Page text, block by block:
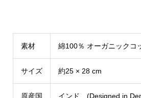
素材 綿100％ オーガニックコ
サイズ 約25 × 28 cm
原産国 インド (Designed in